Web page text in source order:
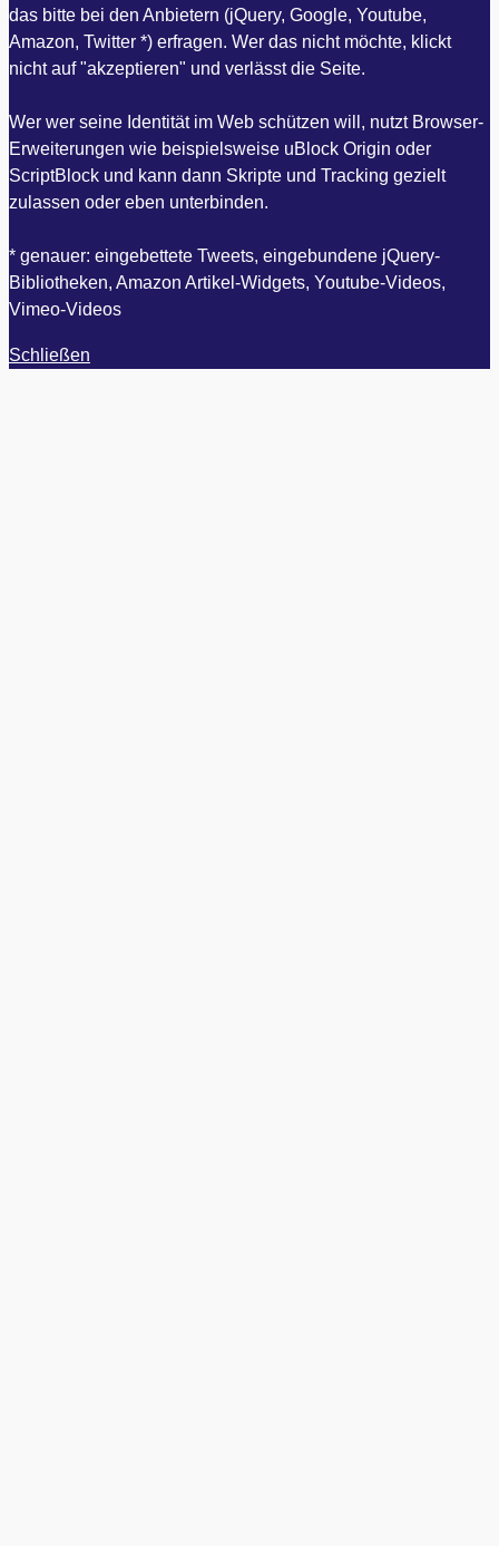
das bitte bei den Anbietern (jQuery, Google, Youtube,
Amazon, Twitter *) erfragen. Wer das nicht möchte, klickt
nicht auf "akzeptieren" und verlässt die Seite.
Wer wer seine Identität im Web schützen will, nutzt Browser-
Erweiterungen wie beispielsweise uBlock Origin oder
ScriptBlock und kann dann Skripte und Tracking gezielt
zulassen oder eben unterbinden.
* genauer: eingebettete Tweets, eingebundene jQuery-
Bibliotheken, Amazon Artikel-Widgets, Youtube-Videos,
Vimeo-Videos
Schließen